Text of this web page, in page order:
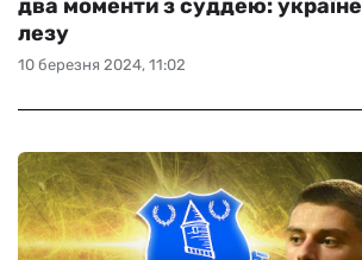
10 березня 2024, 11:02
два моменти з суддею:
лезу